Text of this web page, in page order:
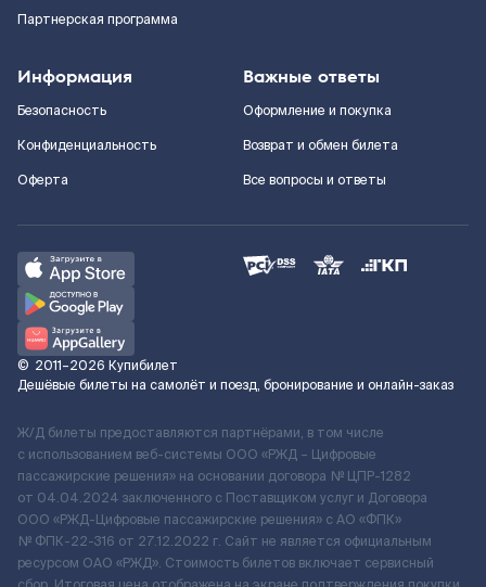
Партнерская программа
Информация
Безопасность
Конфиденциальность
Оферта
Важные ответы
Оформление и покупка
Возврат и обмен билета
Все вопросы и ответы
© 2011–2026 Купибилет
Дешёвые билеты на самолёт и поезд, бронирование и онлайн-заказ
Ж/Д билеты предоставляются партнёрами, в том числе
с использованием веб-системы ООО «РЖД – Цифровые
пассажирские решения» на основании договора № ЦПР-1282
от 04.04.2024 заключенного с Поставщиком услуг и Договора
ООО «РЖД-Цифровые пассажирские решения» c АО «ФПК»
№ ФПК-22-316 от 27.12.2022 г. Сайт не является официальным
ресурсом ОАО «РЖД». Стоимость билетов включает сервисный